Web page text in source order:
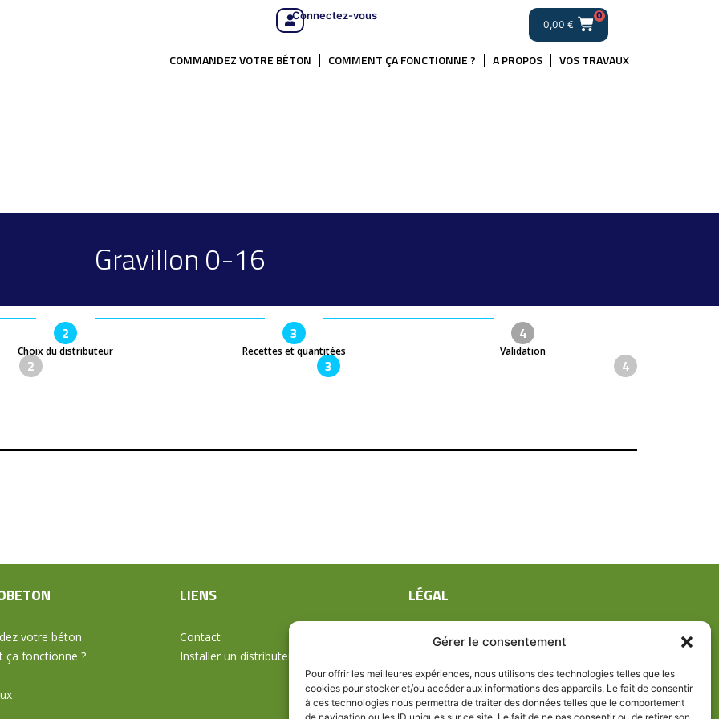
Gérer le consentement
Pour offrir les meilleures expériences, nous utilisons des technologies telles que les
cookies pour stocker et/ou accéder aux informations des appareils. Le fait de consentir
à ces technologies nous permettra de traiter des données telles que le comportement
Connectez-vous
0,00 €
0
COMMANDEZ VOTRE BÉTON COMMENT ÇA FONCTIONNE ? A PROPOS VOS TRAVAUX
Gravillon 0-16
2
Choix du distributeur
3
Recettes et quantitées
4
Validation
2 3 4
votre béton
ça fonctionne ?
LIENS
Contact
Installer un distributeur
LÉGAL
Mentions légales
Politique de confidentialité
Politique de cookies (UE)